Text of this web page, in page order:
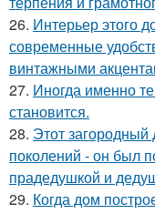
26. Интерьер этого
современные
винтажными
27. Иногда именно
становится.
28. Этот загородный
поколений - он был
прадедушкой и
29. Когда дом